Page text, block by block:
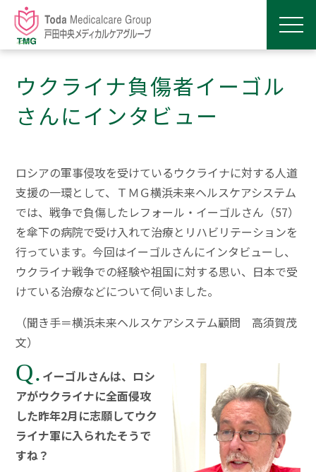
ウクライナ負傷者イーゴル
さんにインタビュー
ロシアの軍事侵攻を受けているウクライナに対する人道
支援の一環として、ＴＭＧ横浜未来ヘルスケアシステム
では、戦争で負傷したレフォール・イーゴルさん（57）
を傘下の病院で受け入れて治療とリハビリテーションを
行っています。今回はイーゴルさんにインタビューし、
ウクライナ戦争での経験や祖国に対する思い、日本で受
けている治療などについて伺いました。
（聞き手＝横浜未来ヘルスケアシステム顧問 高須賀茂
文）
Q. イーゴルさんは、ロシ
アがウクライナに全面侵攻
した昨年2月に志願してウク
ライナ軍に入られたそうで
すね？